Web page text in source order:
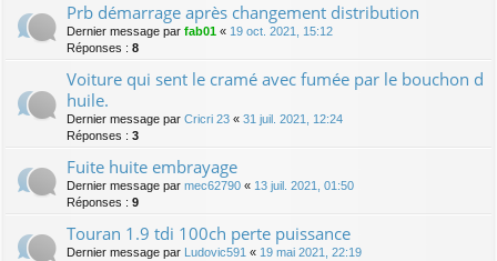
Prb démarrage après changement distribution
Dernier message par fab01 « 19 oct. 2021, 15:12
Réponses : 8
Voiture qui sent le cramé avec fumée par le bouchon d
huile.
Dernier message par Cricri 23 « 31 juil. 2021, 12:24
Réponses : 3
Fuite huite embrayage
Dernier message par mec62790 « 13 juil. 2021, 01:50
Réponses : 9
Touran 1.9 tdi 100ch perte puissance
Dernier message par Ludovic591 « 19 mai 2021, 22:19